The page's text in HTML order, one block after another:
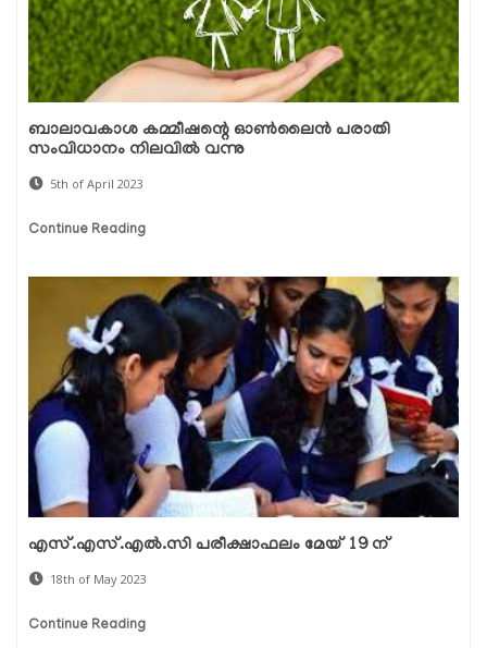
ബാലാവകാശ കമ്മീഷന്റെ ഓൺലൈൻ പരാതി
സംവിധാനം നിലവിൽ വന്നു
5th of April 2023
Continue Reading
എസ്.എസ്.എൽ.സി പരീക്ഷാഫലം മേയ് 19 ന്
18th of May 2023
Continue Reading